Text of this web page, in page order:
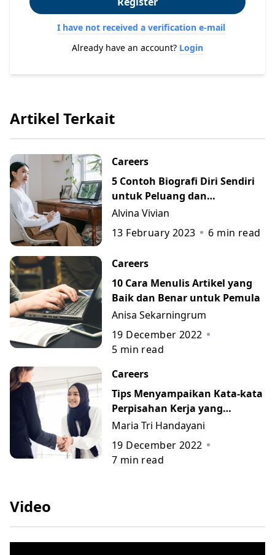
I have not received a verification e-mail
Already have an account? Login
Artikel Terkait
Careers
5 Contoh Biografi Diri Sendiri
untuk Peluang dan
Perkembangan Karier
Alvina Vivian
13 February 2023
6 min read
Careers
10 Cara Menulis Artikel yang
Baik dan Benar untuk Pemula
Anisa Sekarningrum
19 December 2022
5 min read
Careers
Tips Menyampaikan Kata-kata
Perpisahan Kerja yang
Berkesan beserta Contohnya
Maria Tri Handayani
19 December 2022
7 min read
Video